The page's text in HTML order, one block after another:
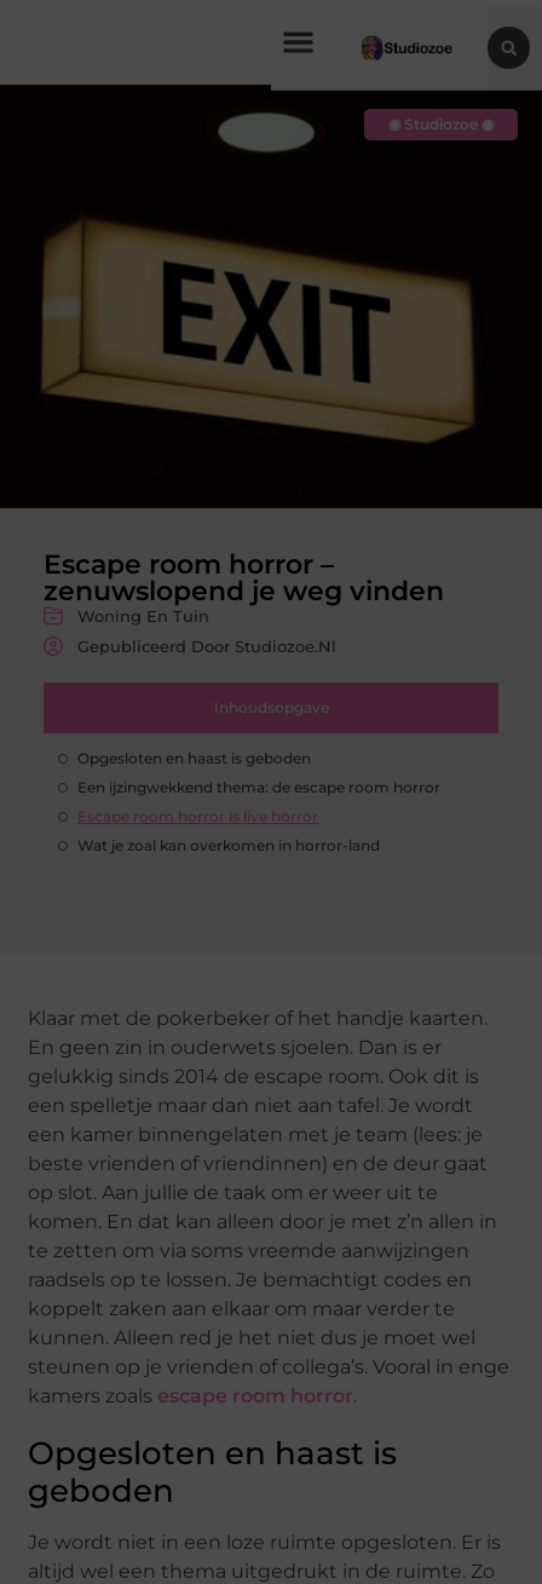
Escape room horror –
zenuwslopend je weg vinden
Woning En Tuin
Gepubliceerd Door Studiozoe.nl
Inhoudsopgave
Opgesloten en haast is geboden
Een ijzingwekkend thema: de escape room horror
Escape room horror is live horror
Wat je zoal kan overkomen in horror-land
◉ Studiozoe ◉
Klaar met de pokerbeker of het handje kaarten.
En geen zin in ouderwets sjoelen. Dan is er
gelukkig sinds 2014 de escape room. Ook dit is
een spelletje maar dan niet aan tafel. Je wordt
een kamer binnengelaten met je team (lees: je
beste vrienden of vriendinnen) en de deur gaat
op slot. Aan jullie de taak om er weer uit te
komen. En dat kan alleen door je met z’n allen in
te zetten om via soms vreemde aanwijzingen
raadsels op te lossen. Je bemachtigt codes en
koppelt zaken aan elkaar om maar verder te
kunnen. Alleen red je het niet dus je moet wel
steunen op je vrienden of collega’s. Vooral in enge
kamers zoals escape room horror.
Opgesloten en haast is
geboden
Je wordt niet in een loze ruimte opgesloten. Er is
altijd wel een thema uitgedrukt in de ruimte. Zo